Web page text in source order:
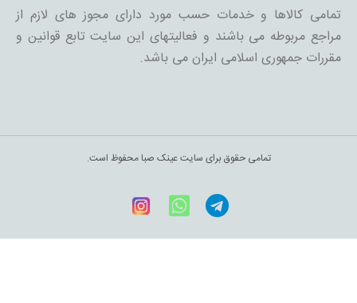
تمامی کالاها و خدمات حسب مورد دارای مجوز های لازم از
مراجع مربوطه می باشند و فعالیتهای این سایت تابع قوانین و
مقررات جمهوری اسلامی ایران می باشد.
تمامی حقوق برای سایت عینک صبا محفوظ است.
Telegram
WhatsApp
اینستاگرام